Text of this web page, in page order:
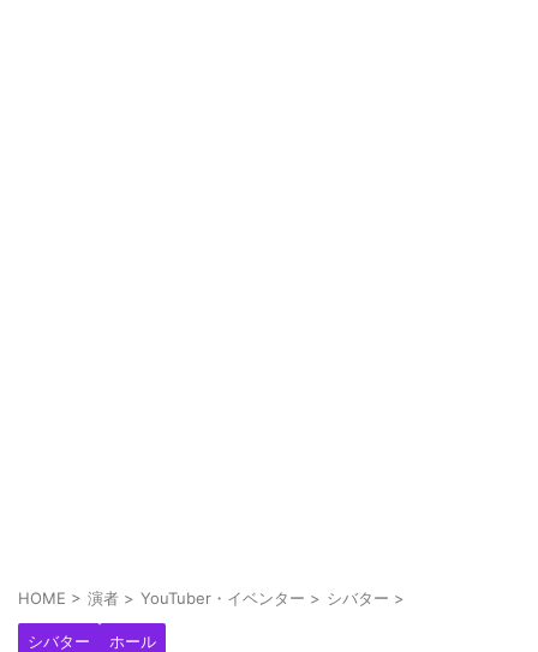
HOME > 演者 > YouTuber・イベンター > シバター >
シバター ホール